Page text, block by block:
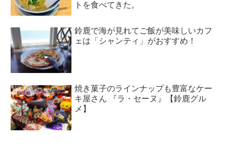
トを食べてきた。
鈴鹿で海が見れてご飯が美味しいカフ
ェは「シャンティ」がおすすめ！
焼き菓子のラインナップも豊富なケー
キ屋さん 『ラ・セーヌ』【鈴鹿グル
メ】